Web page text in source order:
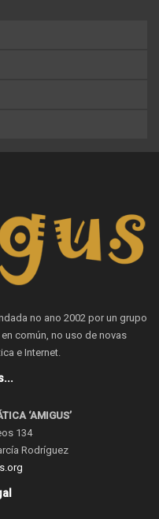
no ano 2002 por un grupo
común, no uso de novas
e Internet.
‘AMIGUS’
134
Rodríguez